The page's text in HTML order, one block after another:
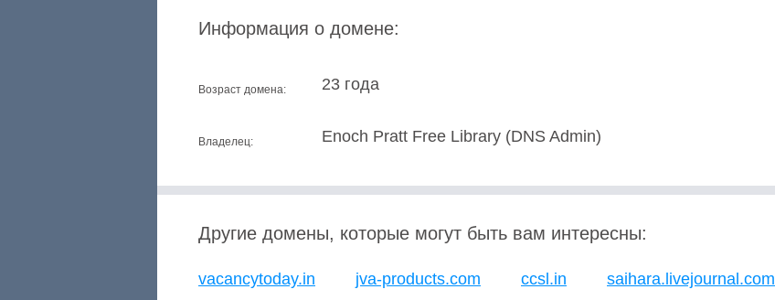
Информация о домене:
Возраст домена: 23 года
Владелец: Enoch Pratt Free Library (DNS Admin)
Другие домены, которые могут быть вам интересны:
vacancytoday.in jva-products.com ccsl.in saihara.livejournal.com